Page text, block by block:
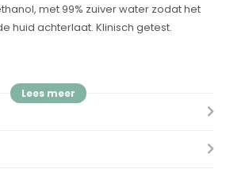
met 99% zuiver water zodat het
huid achterlaat. Klinisch getest.
vezels
vanaf de eerste dag